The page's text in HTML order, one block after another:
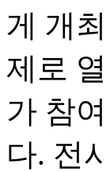
게 개
제로
가 참
다. 전